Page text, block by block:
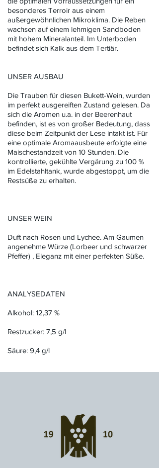
besonderes Terroir aus einem
außergewöhnlichen Mikroklima. Die Reben
wachsen auf einem lehmigen Sandboden
mit hohem Mineralanteil. Im Unterboden
befindet sich Kalk aus dem Tertiär.
UNSER AUSBAU
Die Trauben für diesen Bukett-Wein, wurden
im perfekt ausgereiften Zustand gelesen. Da
sich die Aromen u.a. in der Beerenhaut
befinden, ist es von großer Bedeutung, dass
diese beim Zeitpunkt der Lese intakt ist. Für
eine optimale Aromaausbeute erfolgte eine
Maischestandzeit von 10 Stunden. Die
kontrollierte, gekühlte Vergärung zu 100 %
im Edelstahltank, wurde abgestoppt, um die
Restsüße zu erhalten.
UNSER WEIN
Duft nach Rosen und Lychee. Am Gaumen
angenehme Würze (Lorbeer und schwarzer
Pfeffer) , Eleganz mit einer perfekten Süße.
ANALYSEDATEN
Alkohol: 12,37 %
Restzucker: 7,5 g/l
Säure: 9,4 g/l